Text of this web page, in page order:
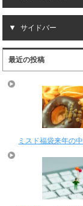
サイドバー
最近の投稿
ミスド福袋来年の